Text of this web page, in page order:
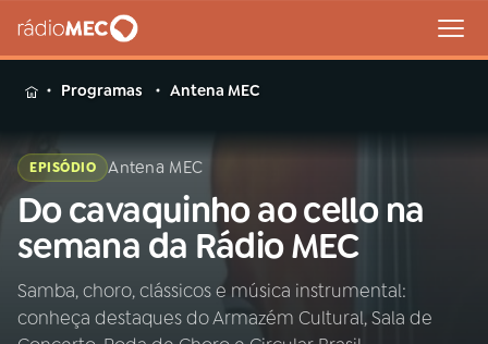
MENU
Buscar
na
Rádio
MEC
Buscar
Início AO VIVO
Programas Antena MEC
EPISÓDIO Antena MEC
Do cavaquinho ao cello na
semana da Rádio MEC
Samba, choro, clássicos e música instrumental:
conheça destaques do Armazém Cultural, Sala de